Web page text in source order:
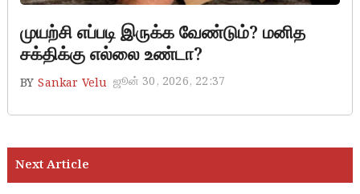
முயற்சி எப்படி இருக்க வேண்டும்? மனித
சக்திக்கு எல்லை உண்டா?
BY Sankar Velu ஜூன் 30, 2026, 22:37